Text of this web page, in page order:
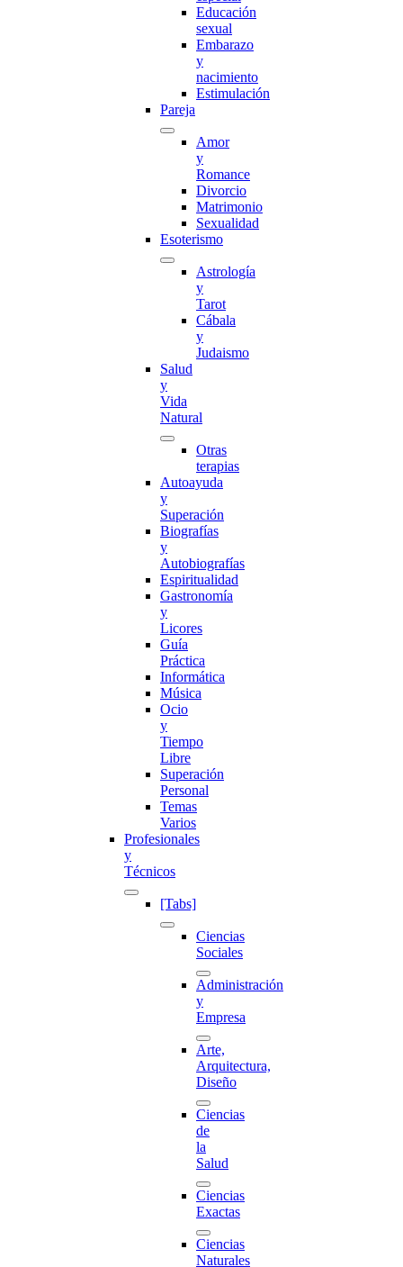
Educación
sexual
Embarazo
y
nacimiento
Estimulación
Pareja
Amor
y
Romance
Divorcio
Matrimonio
Sexualidad
Esoterismo
Astrología
y
Tarot
Cábala
y
Judaismo
Salud
y
Vida
Natural
Otras
terapias
Autoayuda
y
Superación
Biografías
y
Autobiografías
Espiritualidad
Gastronomía
y
Licores
Guía
Práctica
Informática
Música
Ocio
y
Tiempo
Libre
Superación
Personal
Temas
Varios
Profesionales
y
Técnicos
[Tabs]
Ciencias
Sociales
Administración
y
Empresa
Arte,
Arquitectura,
Diseño
Ciencias
de
la
Salud
Ciencias
Exactas
Ciencias
Naturales